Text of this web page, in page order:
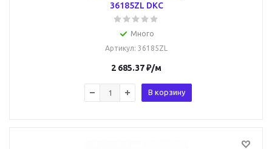
36185ZL DKC
Много
Артикул: 36185ZL
2 685.37₽/м
В корзину